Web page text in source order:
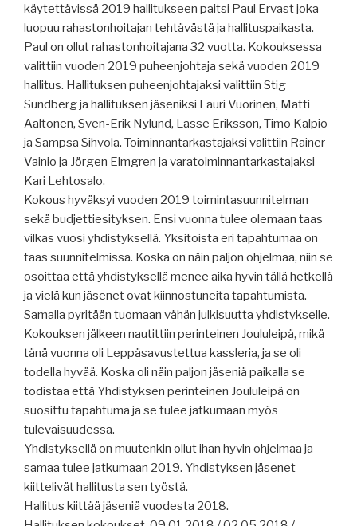
käytettävissä 2019 hallitukseen paitsi Paul Ervast joka
luopuu rahastonhoitajan tehtävästä ja hallituspaikasta.
Paul on ollut rahastonhoitajana 32 vuotta. Kokouksessa
valittiin vuoden 2019 puheenjohtaja sekä vuoden 2019
hallitus. Hallituksen puheenjohtajaksi valittiin Stig
Sundberg ja hallituksen jäseniksi Lauri Vuorinen, Matti
Aaltonen, Sven-Erik Nylund, Lasse Eriksson, Timo Kalpio
ja Sampsa Sihvola. Toiminnantarkastajaksi valittiin Rainer
Vainio ja Jörgen Elmgren ja varatoiminnantarkastajaksi
Kari Lehtosalo.
Kokous hyväksyi vuoden 2019 toimintasuunnitelman
sekä budjettiesityksen. Ensi vuonna tulee olemaan taas
vilkas vuosi yhdistyksellä. Yksitoista eri tapahtumaa on
taas suunnitelmissa. Koska on näin paljon ohjelmaa, niin se
osoittaa että yhdistyksellä menee aika hyvin tällä hetkellä
ja vielä kun jäsenet ovat kiinnostuneita tapahtumista.
Samalla pyritään tuomaan vähän julkisuutta yhdistykselle.
Kokouksen jälkeen nautittiin perinteinen Joululeipä, mikä
tänä vuonna oli Leppäsavustettua kassleria, ja se oli
todella hyvää. Koska oli näin paljon jäseniä paikalla se
todistaa että Yhdistyksen perinteinen Joululeipä on
suosittu tapahtuma ja se tulee jatkumaan myös
tulevaisuudessa.
Yhdistyksellä on muutenkin ollut ihan hyvin ohjelmaa ja
samaa tulee jatkumaan 2019. Yhdistyksen jäsenet
kiittelivät hallitusta sen työstä.
Hallitus kiittää jäseniä vuodesta 2018.